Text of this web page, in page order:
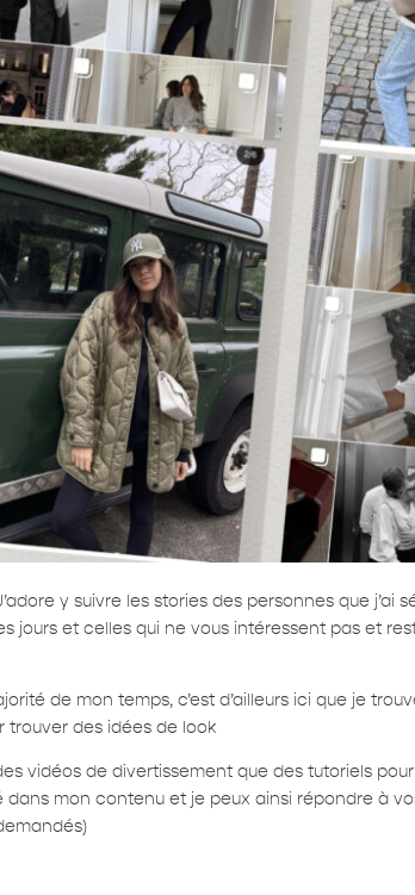
y suivre les stories des personnes que j’ai
jours et celles qui ne vous intéressent pas et
de mon temps, c’est d’ailleurs ici que je
trouver des idées de look
vidéos de divertissement que des tutoriels
mon contenu et je peux ainsi répondre à